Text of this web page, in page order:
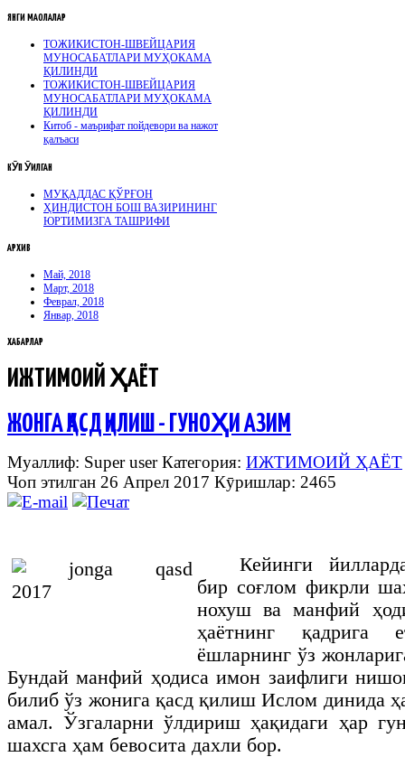
ЯНГИ МАҚОЛАЛАР
ТОЖИКИСТОН-ШВЕЙЦАРИЯ
МУНОСАБАТЛАРИ МУҲОКАМА
ҚИЛИНДИ
ТОЖИКИСТОН-ШВЕЙЦАРИЯ
МУНОСАБАТЛАРИ МУҲОКАМА
ҚИЛИНДИ
Китоб - маърифат пойдевори ва нажот
қалъаси
КӮП ӮҚИЛГАН
МУҚАДДАС ҚЎРҒОН
ҲИНДИСТОН БОШ ВАЗИРИНИНГ
ЮРТИМИЗГА ТАШРИФИ
АРХИВ
Май, 2018
Март, 2018
Феврал, 2018
Январ, 2018
ХАБАРЛАР
ИЖТИМОИЙ ҲАЁТ
ЖОНГА ҚАСД ҚИЛИШ - ГУНОҲИ АЗИМ
Муаллиф: Super userКатегория: ИЖТИМОИЙ ҲАЁТ
Чоп этилган 26 Апрел 2017 Кӯришлар: 2465
Кейинги
бир соғлом фикрли
нохуш ва манфий
ҳаётнинг қадрига
ёшларнинг ўз
Бундай манфий ҳодиса имон заифлиги
билиб ўз жонига қасд қилиш Ислом динида
амал. Ўзгаларни ўлдириш ҳақидаги ҳар
шахсга ҳам бевосита дахли бор.